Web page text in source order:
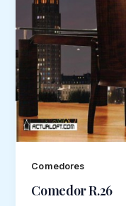
Comedores
Comedor R.26